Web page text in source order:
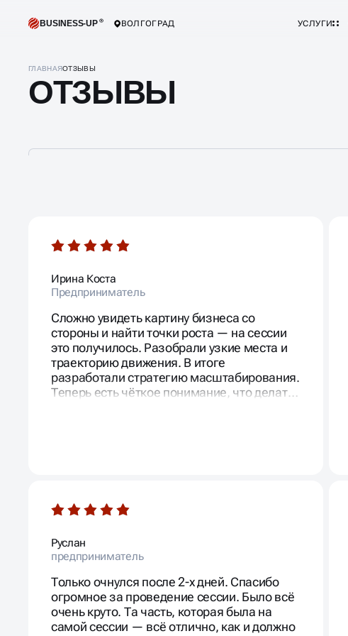
BUSINESS-UP ВОЛГОГРАД УСЛУГИ
ГЛАВНАЯОТЗЫВЫ
ОТЗЫВЫ
Ирина Коста
Предприниматель
Сложно увидеть картину бизнеса со
стороны и найти точки роста — на сессии
это получилось. Разобрали узкие места и
траекторию движения. В итоге
разработали стратегию масштабирования.
Теперь есть чёткое понимание, что делать
Руслан
предприниматель
Только очнулся после 2-х дней. Спасибо
огромное за проведение сессии. Было всё
очень круто. Та часть, которая была на
самой сессии — всё отлично, как и должно